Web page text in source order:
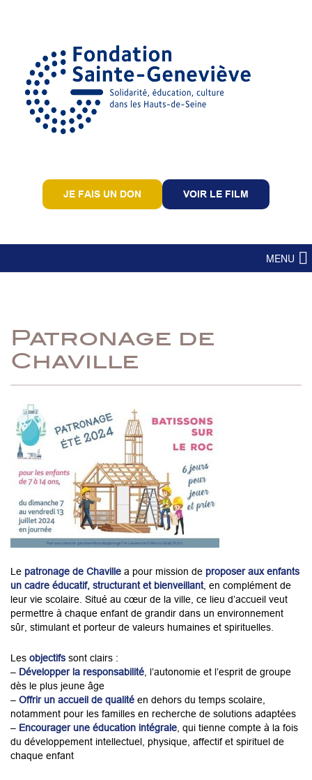
JE FAIS UN DON VOIR LE FILM
MENU
Patronage de
Chaville
Le patronage de Chaville a pour mission de proposer aux enfants
un cadre éducatif, structurant et bienveillant, en complément de
leur vie scolaire. Situé au cœur de la ville, ce lieu d’accueil veut
permettre à chaque enfant de grandir dans un environnement
sûr, stimulant et porteur de valeurs humaines et spirituelles.
Les objectifs sont clairs :
– Développer la responsabilité , l’autonomie et l’esprit de groupe
dès le plus jeune âge
– Offrir un accueil de qualité en dehors du temps scolaire,
notamment pour les familles en recherche de solutions adaptées
– Encourager une éducation intégrale , qui tienne compte à la fois
du développement intellectuel, physique, affectif et spirituel de
chaque enfant